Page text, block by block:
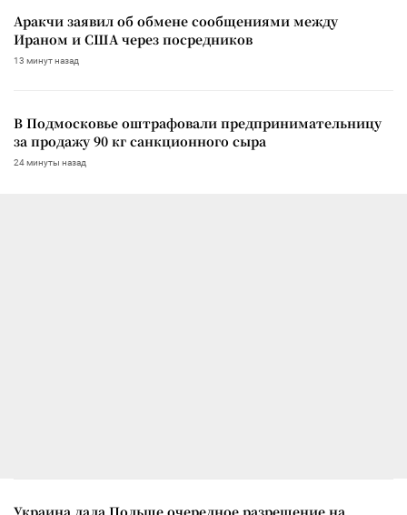
Аракчи заявил об обмене сообщениями между
Ираном и США через посредников
13 минут назад
В Подмосковье оштрафовали предпринимательницу
за продажу 90 кг санкционного сыра
24 минуты назад